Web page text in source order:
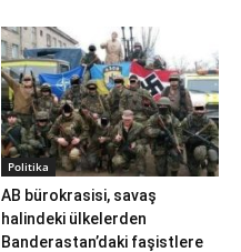
Politika
AB bürokrasisi, savaş
halindeki ülkelerden
Banderastan’daki faşistlere